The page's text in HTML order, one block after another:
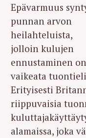
Epävarmuus
punnan arvon
heilahteluista,
jolloin kulujen
ennustaminen on
vaikeata
Erityisesti
riippuvaisia
alamaissa, joka